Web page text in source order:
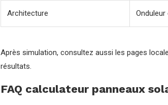
Architecture
Après simulation, consultez aussi les pages
résultats.
FAQ calculateur panneaux